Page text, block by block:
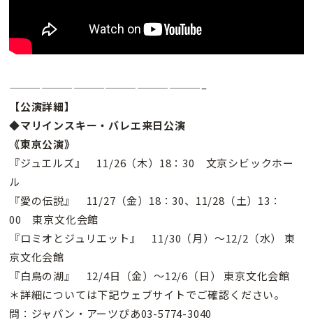
——————————————————–
【公演詳細】
◆マリインスキー・バレエ来日公演
《東京公演》
『ジュエルズ』 11/26（木）18：30 文京シビックホー
ル
『愛の伝説』 11/27（金）18：30、11/28（土）13：
00 東京文化会館
『ロミオとジュリエット』 11/30（月）〜12/2（水） 東
京文化会館
『白鳥の湖』 12/4日（金）〜12/6（日） 東京文化会館
＊詳細については下記ウェブサイトでご確認ください。
問：ジャパン・アーツぴあ03-5774-3040